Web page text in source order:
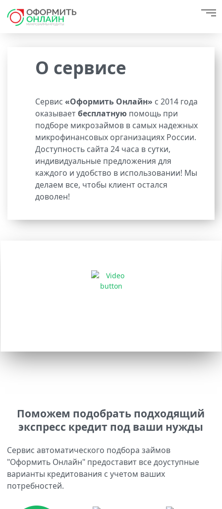
О сервисе
Сервис «Оформить Онлайн» с 2014 года
оказываетбесплатную помощь при
подборе микрозаймов в самых надежных
микрофинансовых организациях России.
Доступность сайта 24 часа в сутки,
индивидуальные предложения для
каждого и удобство в использовании! Мы
делаем все, чтобы клиент остался
доволен!
Поможем подобрать подходящий
экспресс кредит под ваши нужды
Сервис автоматического подбора займов
"Оформить Онлайн" предоставит все доуступные
варианты кредитования с учетом ваших
потребностей.